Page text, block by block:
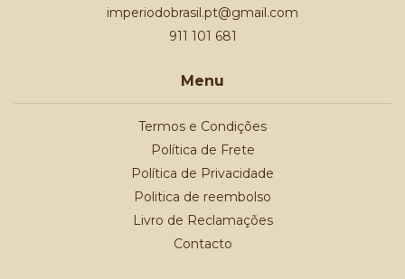
imperiodobrasil.pt@gmail.com
911 101 681
Menu
Termos e Condições
Política de Frete
Política de Privacidade
Politica de reembolso
Livro de Reclamações
Contacto